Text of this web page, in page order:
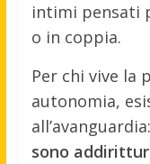
intimi pensati
o in coppia.
Per chi vive la
autonomia,
all’avanguardia:
sono